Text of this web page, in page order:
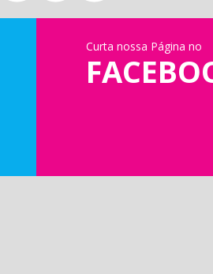
Curta nossa Página no